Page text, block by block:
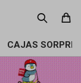
CAJAS